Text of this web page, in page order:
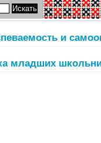
и
младших